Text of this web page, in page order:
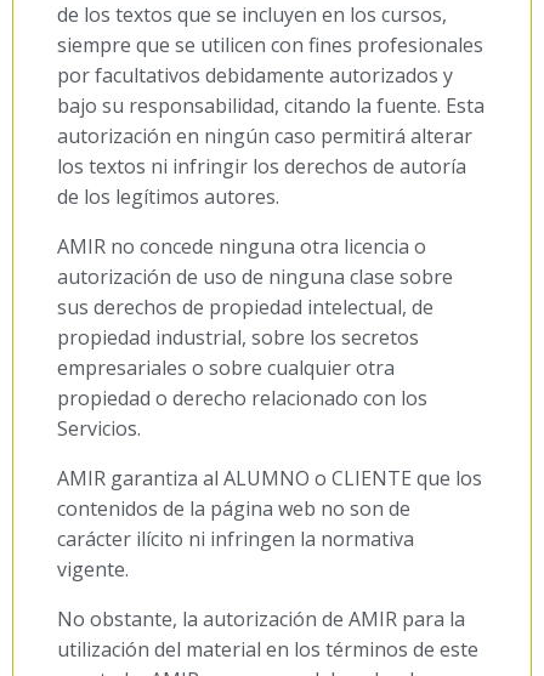
de los textos que se incluyen en los cursos,
siempre que se utilicen con fines profesionales
por facultativos debidamente autorizados y
bajo su responsabilidad, citando la fuente. Esta
autorización en ningún caso permitirá alterar
los textos ni infringir los derechos de autoría
de los legítimos autores.
AMIR no concede ninguna otra licencia o
autorización de uso de ninguna clase sobre
sus derechos de propiedad intelectual, de
propiedad industrial, sobre los secretos
empresariales o sobre cualquier otra
propiedad o derecho relacionado con los
Servicios.
AMIR garantiza al ALUMNO o CLIENTE que los
contenidos de la página web no son de
carácter ilícito ni infringen la normativa
vigente.
No obstante, la autorización de AMIR para la
utilización del material en los términos de este